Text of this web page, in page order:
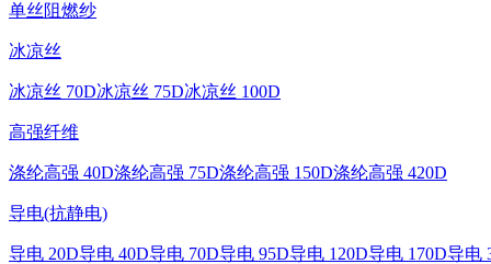
单丝阻燃纱
冰凉丝
冰凉丝 70D冰凉丝 75D冰凉丝 100D
高强纤维
涤纶高强 40D涤纶高强 75D涤纶高强 150D涤纶高强 420D
导电(抗静电)
导电 20D导电 40D导电 70D导电 95D导电 120D导电 170D导电